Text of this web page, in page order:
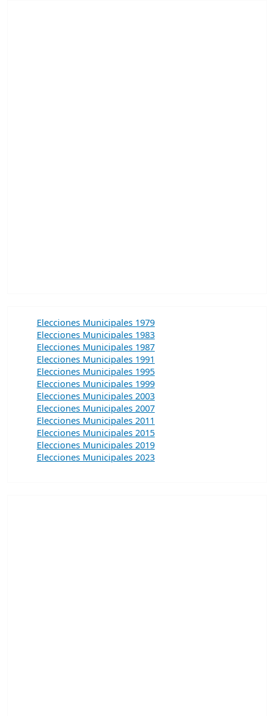
Elecciones Municipales 1979
Elecciones Municipales 1983
Elecciones Municipales 1987
Elecciones Municipales 1991
Elecciones Municipales 1995
Elecciones Municipales 1999
Elecciones Municipales 2003
Elecciones Municipales 2007
Elecciones Municipales 2011
Elecciones Municipales 2015
Elecciones Municipales 2019
Elecciones Municipales 2023